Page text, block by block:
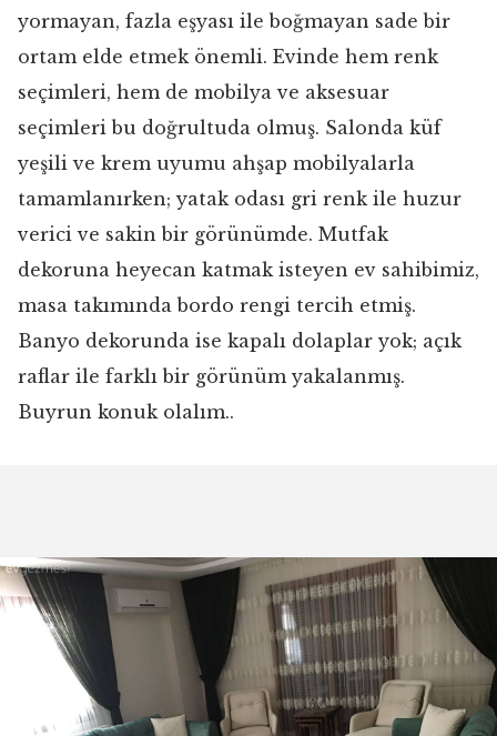
yormayan, fazla eşyası ile boğmayan sade bir
ortam elde etmek önemli. Evinde hem renk
seçimleri, hem de mobilya ve aksesuar
seçimleri bu doğrultuda olmuş. Salonda küf
yeşili ve krem uyumu ahşap mobilyalarla
tamamlanırken; yatak odası gri renk ile huzur
verici ve sakin bir görünümde. Mutfak
dekoruna heyecan katmak isteyen ev sahibimiz,
masa takımında bordo rengi tercih etmiş.
Banyo dekorunda ise kapalı dolaplar yok; açık
raflar ile farklı bir görünüm yakalanmış.
Buyrun konuk olalım..